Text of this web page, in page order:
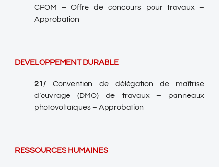
CPOM – Offre de concours pour travaux –
Approbation
DEVELOPPEMENT DURABLE
21/ Convention de délégation de maîtrise
d’ouvrage (DMO) de travaux – panneaux
photovoltaïques – Approbation
RESSOURCES HUMAINES